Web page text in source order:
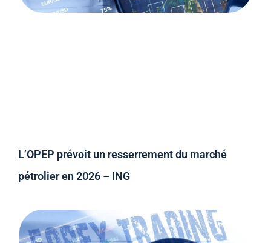
L’OPEP prévoit un resserrement du marché
pétrolier en 2026 – ING